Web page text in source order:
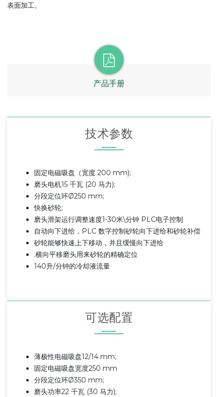
表面加工。
产品手册
技术参数
固定电磁吸盘（宽度 200 mm);
磨头电机15 千瓦 (20 马力);
分段定位环Ø250 mm;
快换砂轮;
磨头滑架运行调整速度1-30米\分钟 PLC电子控制
自动向下进给，PLC 数字控制砂轮向下进给和砂轮补偿
砂轮能够快速上下移动，并且缓慢向下进给
.横向平移磨头用来砂轮的精确定位
140升/分钟的冷却液流量
可选配置
薄极性电磁吸盘12/14 mm;
固定电磁吸盘宽度250 mm
分段定位环Ø350 mm;
磨头功率22 千瓦 (30 马力);